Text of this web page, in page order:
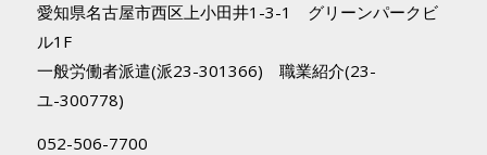
愛知県名古屋市西区上小田井1-3-1 グリーンパークビ
ル1F
一般労働者派遣(派23-301366) 職業紹介(23-
ユ-300778)
052-506-7700